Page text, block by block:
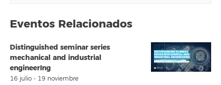
Eventos Relacionados
Distinguished seminar series
mechanical and industrial
engineerIng
16 julio - 19 noviembre